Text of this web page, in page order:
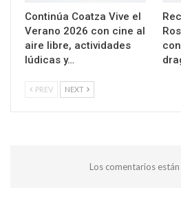
Continúa Coatza Vive el
Verano 2026 con cine al
aire libre, actividades
lúdicas y…
PREV NEXT
Los comentarios